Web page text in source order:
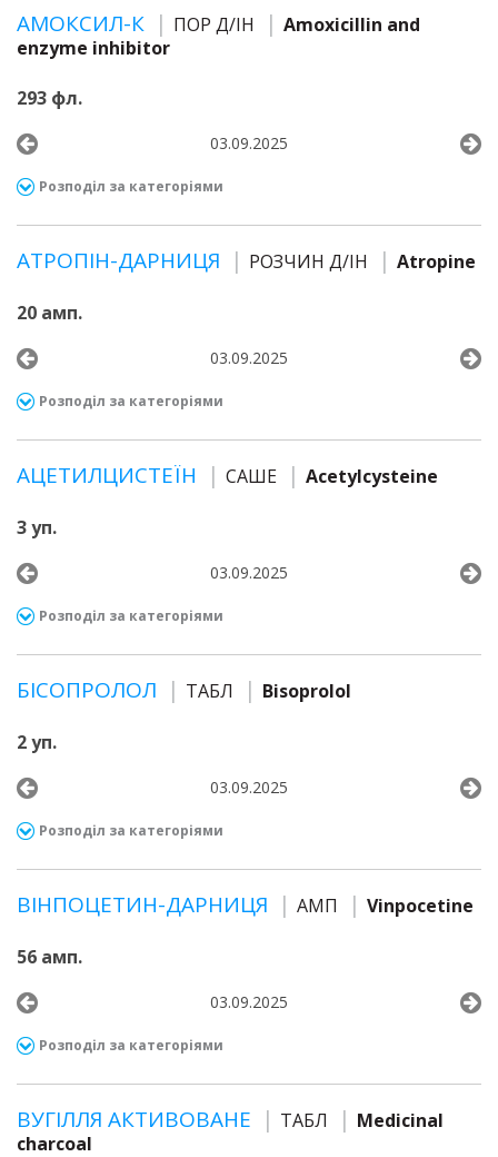
АМОКСИЛ-К ПОР Д/ІН
Amoxicillin and
enzyme inhibitor
293 фл.
03.09.2025
Розподіл за категоріями
АТРОПІН-ДАРНИЦЯ РОЗЧИН Д/ІН Atropine
20 амп.
03.09.2025
Розподіл за категоріями
АЦЕТИЛЦИСТЕЇН САШЕ Acetylcysteine
3 уп.
03.09.2025
Розподіл за категоріями
БІСОПРОЛОЛ ТАБЛ Bisoprolol
2 уп.
03.09.2025
Розподіл за категоріями
ВІНПОЦЕТИН-ДАРНИЦЯ АМП Vinpocetine
56 амп.
03.09.2025
Розподіл за категоріями
ВУГІЛЛЯ АКТИВОВАНЕ ТАБЛ
Medicinal
charcoal